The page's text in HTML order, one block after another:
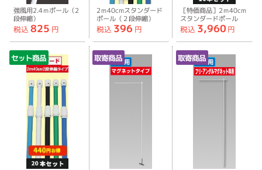
強風用2.4ｍポール（2
段伸縮）
税込 825 円
2ｍ40cmスタンダード
ポール（２段伸縮）
税込 396 円
［特価商品］2ｍ40cm
スタンダードポール
（２段伸縮）［10本セ
ット］
税込 3,960 円
セット商品 取寄商品 取寄商品